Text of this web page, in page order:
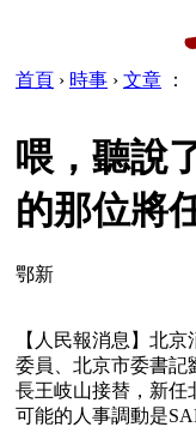
首頁 › 時事 › 文章 ：
喂，聽說
的那位將
鄂新
【人民報消息】北
委員、北京市委書記
長王岐山接替，新任
可能的人事調動是